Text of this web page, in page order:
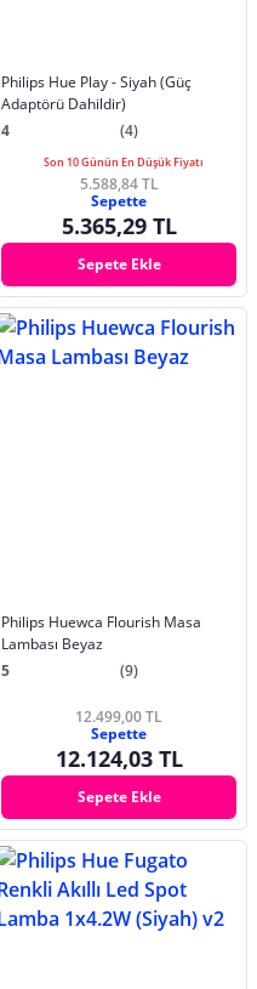
Philips Hue Play - Siyah (Güç
Adaptörü Dahildir)
4
(4)
Son 10 Günün En Düşük Fiyatı
5.588,84 TL
Sepette
5.365,29 TL
Sepete Ekle
Philips Huewca Flourish Masa
Lambası Beyaz
5
(9)
12.499,00 TL
Sepette
12.124,03 TL
Sepete Ekle